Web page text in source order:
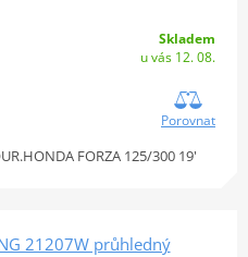
Skladem
u vás 12. 08.
Porovnat
FORZA 125/300 19'
21207W průhledný